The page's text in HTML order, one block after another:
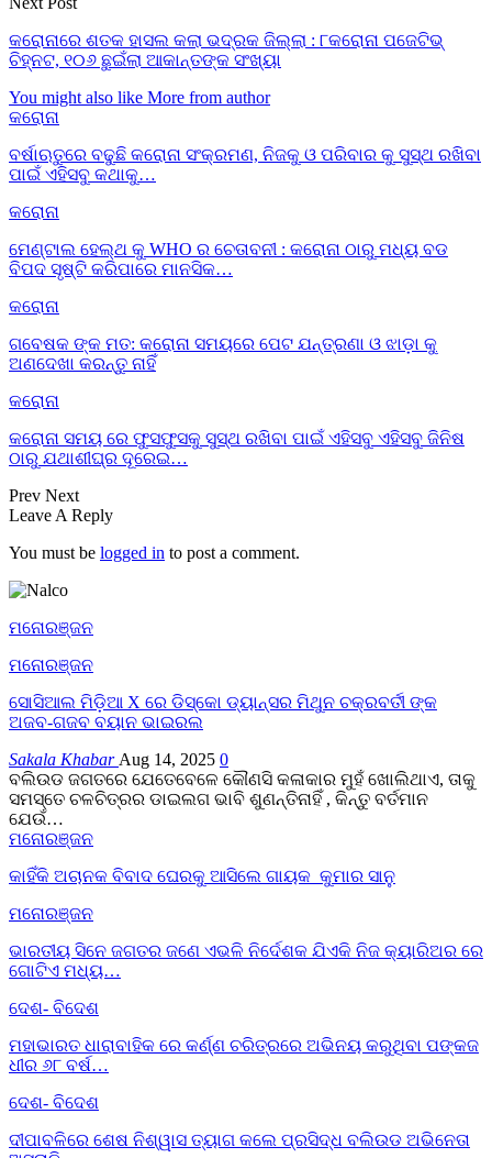
କରୋନାରେ ଶତକ ହାସଲ କଲା ଭଦ୍ରକ ଜିଲ୍ଲା : ୮କରୋନା ପଜେଟିଭ୍
ଚିହ୍ନଟ, ୧୦୬ ଛୁଇଁଲା ଆକାନ୍ତଙ୍କ ସଂଖ୍ୟା
You might also like More from author
କରୋନା
ବର୍ଷାଋତୁରେ ବଢୁଛି କରୋନା ସଂକ୍ରମଣ, ନିଜକୁ ଓ ପରିବାର କୁ ସୁସ୍ଥ ରଖିବା
ପାଇଁ ଏହିସବୁ କଥାକୁ…
କରୋନା
ମେଣ୍ଟାଲ ହେଲ୍ଥ କୁ WHO ର ଚେତାବନୀ : କରୋନା ଠାରୁ ମଧ୍ୟ ବଡ
ବିପଦ ସୃଷ୍ଟି କରିପାରେ ମାନସିକ…
କରୋନା
ଗବେଷକ ଙ୍କ ମତ: କରୋନା ସମୟରେ ପେଟ ଯନ୍ତ୍ରଣା ଓ ଝାଡ଼ା କୁ
ଅଣଦେଖା କରନ୍ତୁ ନାହିଁ
କରୋନା
କରୋନା ସମୟ ରେ ଫୁସଫୁସକୁ ସୁସ୍ଥ ରଖିବା ପାଇଁ ଏହିସବୁ ଏହିସବୁ ଜିନିଷ
ଠାରୁ ଯଥାଶୀଘ୍ର ଦୂରେଇ…
Prev Next
Leave A Reply
You must be logged in to post a comment.
ମନୋରଞ୍ଜନ
ମନୋରଞ୍ଜନ
ସୋସିଆଲ ମିଡ଼ିଆ X ରେ ଡିସ୍କୋ ଡ୍ୟାନ୍ସର ମିଥୁନ ଚକ୍ରବର୍ତୀ ଙ୍କ
ଅଜବ-ଗଜବ ବୟାନ ଭାଇରଲ
Sakala Khabar Aug 14, 2025 0
ବଲିଉଡ ଜଗତରେ ଯେତେବେଳେ କୌଣସି କଳାକାର ମୁହଁ ଖୋଲିଥାଏ, ତାକୁ
ସମସ୍ତେ ଚଳଚିତ୍ରର ଡାଇଲଗ ଭାବି ଶୁଣନ୍ତିନାହିଁ , କିନ୍ତୁ ବର୍ତମାନ
ଯେଉଁ…
ମନୋରଞ୍ଜନ
କାହିଁକି ଅଚାନକ ବିବାଦ ଘେରକୁ ଆସିଲେ ଗାୟକ କୁମାର ସାନୁ
ମନୋରଞ୍ଜନ
ଭାରତୀୟ ସିନେ ଜଗତର ଜଣେ ଏଭଳି ନିର୍ଦେଶକ ଯିଏକି ନିଜ କ୍ୟାରିଅର ରେ
ଗୋଟିଏ ମଧ୍ୟ…
ଦେଶ- ବିଦେଶ
ମହାଭାରତ ଧାରାବାହିକ ରେ କର୍ଣ୍ଣ ଚରିତ୍ରରେ ଅଭିନୟ କରୁଥିବା ପଙ୍କଜ
ଧୀର ୬୮ ବର୍ଷ…
ଦେଶ- ବିଦେଶ
ଦୀପାବଳିରେ ଶେଷ ନିଶ୍ୱାସ ତ୍ୟାଗ କଲେ ପ୍ରସିଦ୍ଧ ବଲିଉଡ ଅଭିନେତା